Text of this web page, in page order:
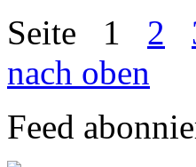
Seite 1 2
nach oben
Feed